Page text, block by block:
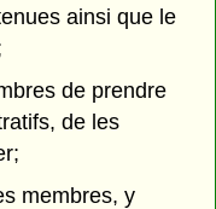
ainsi que le
de prendre
de les
membres, y